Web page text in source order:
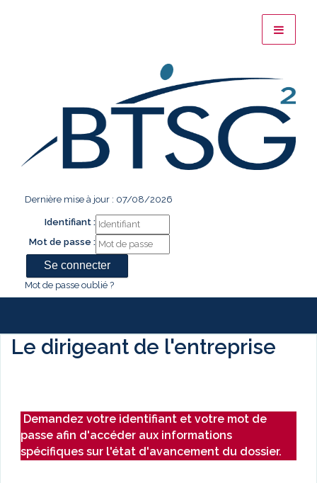
Dernière mise à jour : 07/08/2026
Identifiant :
Mot de passe :
Mot de passe oublié ?
Le dirigeant de l'entreprise
Demandez votre identifiant et votre mot de
passe afin d'accéder aux informations
spécifiques sur l'état d'avancement du dossier.